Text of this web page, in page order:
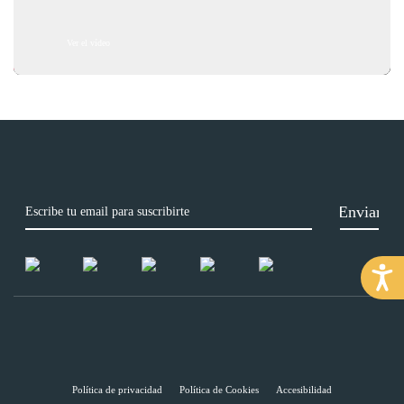
Política de privacidad Política de Cookies Accesibilidad